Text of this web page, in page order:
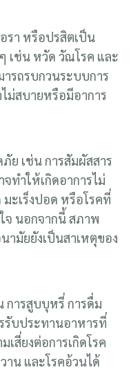
รา หรือปรสิตเป็น
เช่น หวัด วัณโรค และ
ารถรบกวนระบบการ
ไม่สบายหรือมีอาการ
ย เช่น การสัมผัสสาร
ทำให้เกิดอาการไม่
ะเร็งปอด หรือโรคที่
จ นอกจากนี้ สภาพ
มัยยังเป็นสาเหตุของ
การสูบบุหรี่ การดื่ม
รับประทานอาหารที่
เสี่ยงต่อการเกิดโรค
าน และโรคอ้วนได้